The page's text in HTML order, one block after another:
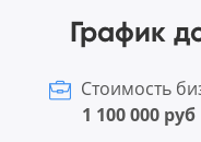
График
Стоимость
1 100 000 руб